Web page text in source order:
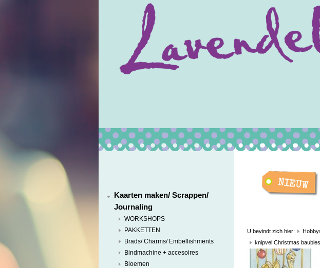
Kaarten maken/ Scrappen/
Journaling
WORKSHOPS
PAKKETTEN
Brads/ Charms/ Embellishments
Bindmachine + accesoires
Bloemen
U bevindt zich hier:
knipvel Christmas baubles